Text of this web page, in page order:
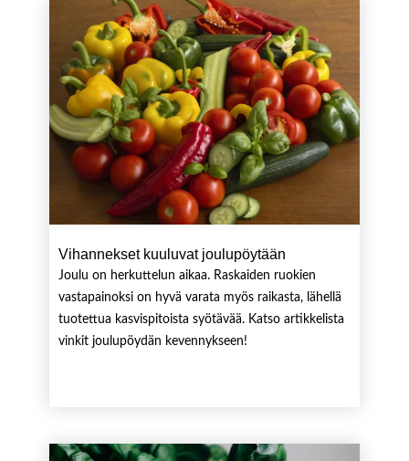
Vihannekset kuuluvat joulupöytään
Joulu on herkuttelun aikaa. Raskaiden ruokien
vastapainoksi on hyvä varata myös raikasta, lähellä
tuotettua kasvispitoista syötävää. Katso artikkelista
vinkit joulupöydän kevennykseen!